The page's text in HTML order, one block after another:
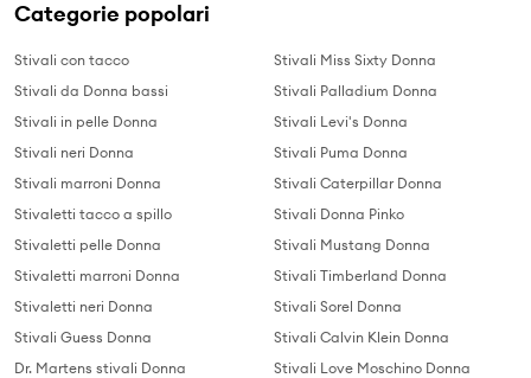
Categorie popolari
Stivali con tacco
Stivali da Donna bassi
Stivali in pelle Donna
Stivali neri Donna
Stivali marroni Donna
Stivaletti tacco a spillo
Stivaletti pelle Donna
Stivaletti marroni Donna
Stivaletti neri Donna
Stivali Guess Donna
Dr. Martens stivali Donna
Stivali Miss Sixty Donna
Stivali Palladium Donna
Stivali Levi's Donna
Stivali Puma Donna
Stivali Caterpillar Donna
Stivali Donna Pinko
Stivali Mustang Donna
Stivali Timberland Donna
Stivali Sorel Donna
Stivali Calvin Klein Donna
Stivali Love Moschino Donna